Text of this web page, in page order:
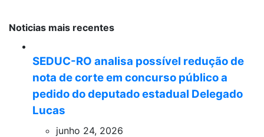
Noticias mais recentes
SEDUC-RO analisa possível redução de
nota de corte em concurso público a
pedido do deputado estadual Delegado
Lucas
junho 24, 2026